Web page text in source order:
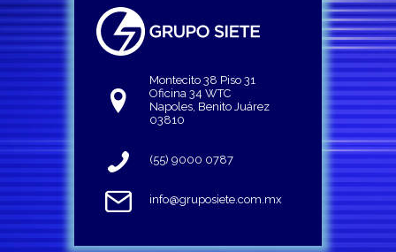
Montecito 38 Piso 31
Oficina 34 WTC
Napoles, Benito Juárez
03810
(55) 9000 0787
info@gruposiete.com.mx